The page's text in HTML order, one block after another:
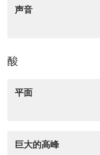
声音
酸
平面
巨大的高峰